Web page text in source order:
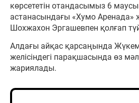
көрсететін отандасымыз 6
астанасындағы «Хумо Аренада»
Шохжахон Эргашевпен қолғап
Алдағы айқас қарсаңында
желісіндегі парақшасында өз
жариялады.